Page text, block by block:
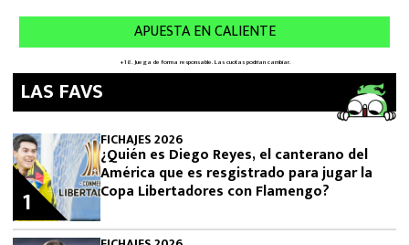
LAS FAVS
FICHAJES 2026
¿Quién es Diego Reyes, el canterano del
América que es resgistrado para jugar la
Copa Libertadores con Flamengo?
1